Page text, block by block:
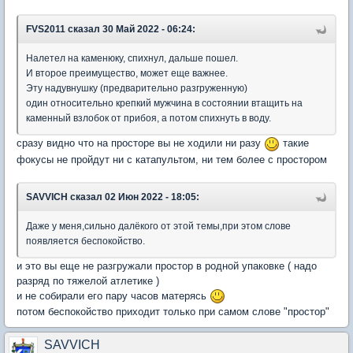
FVS2011 сказал 30 Май 2022 - 06:24:
Налетел на каменюку, спихнул, дальше пошел.
И второе преимущество, может еще важнее.
Эту надувнушку (предварительно разгруженную)
один относительно крепкий мужчина в состоянии втащить на
каменный взлобок от прибоя, а потом спихнуть в воду.
сразу видно что на просторе вы не ходили ни разу
такие
фокусы не пройдут ни с катапультом, ни тем более с простором
SAVVICH сказал 02 Июн 2022 - 18:05:
Даже у меня,сильно далёкого от этой темы,при этом слове
появляется беспокойство.
и это вы еще не разгружали простор в родной упаковке ( надо
разряд по тяжелой атлетике )
и не собирали его пару часов матерясь
потом беспокойство приходит только при самом слове "простор"
SAVVICH